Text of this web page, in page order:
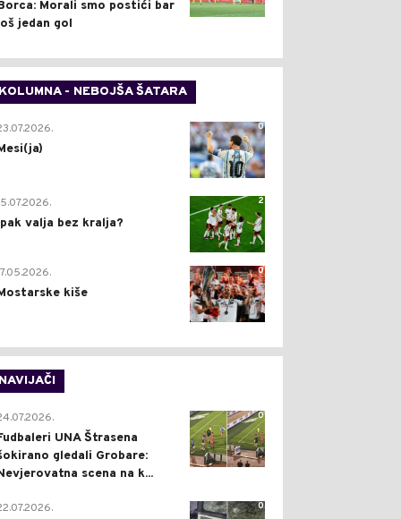
Morali smo postići bar
jedan gol
KOLUMNA - NEBOJŠA ŠATARA
0
2
valja bez kralja?
0
kiše
NAVIJAČI
0
UNA Štrasena
gledali Grobare:
scena na k...
0